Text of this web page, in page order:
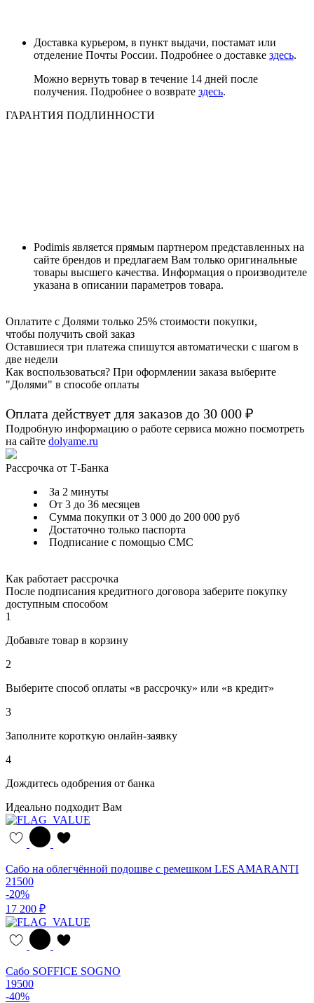
Доставка курьером, в пункт выдачи, постамат или
отделение Почты России. Подробнее о доставке здесь.
Можно вернуть товар в течение 14 дней после
получения. Подробнее о возврате здесь.
ГАРАНТИЯ ПОДЛИННОСТИ
Podimis является прямым партнером представленных на
сайте брендов и предлагаем Вам только оригинальные
товары высшего качества. Информация о производителе
указана в описании параметров товара.
Оплатите с Долями только 25% стоимости покупки,
чтобы получить свой заказ
Оставшиеся три платежа спишутся автоматически с шагом в
две недели
Как воспользоваться? При оформлении заказа выберите
"Долями" в способе оплаты
Оплата действует для заказов до 30 000 ₽
Подробную информацию о работе сервиса можно посмотреть
на сайте dolyame.ru
Рассрочка от Т-Банка
За 2 минуты
От 3 до 36 месяцев
Сумма покупки от 3 000 до 200 000 руб
Достаточно только паспорта
Подписание с помощью СМС
Как работает рассрочка
После подписания кредитного договора заберите покупку
доступным способом
1
Добавьте товар в корзину
2
Выберите способ оплаты «в рассрочку» или «в кредит»
3
Заполните короткую онлайн-заявку
4
Дождитесь одобрения от банка
Идеально подходит Вам
Сабо на облегчённой подошве с ремешком LES AMARANTI
21500
-20%
17 200 ₽
Сабо SOFFICE SOGNO
19500
-40%